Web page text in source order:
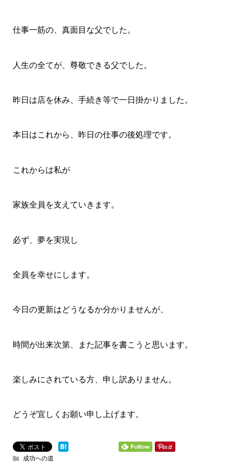
仕事一筋の、真面目な父でした。
人生の全てが、尊敬できる父でした。
昨日は店を休み、手続き等で一日掛かりました。
本日はこれから、昨日の仕事の後処理です。
これからは私が
家族全員を支えていきます。
必ず、夢を実現し
全員を幸せにします。
今日の更新はどうなるか分かりませんが、
時間が出来次第、また記事を書こうと思います。
楽しみにされている方、申し訳ありません。
どうぞ宜しくお願い申し上げます。
成功への道